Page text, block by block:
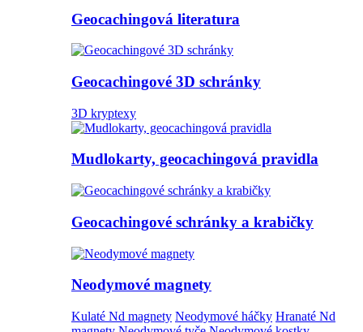
Geocachingová literatura
Geocachingové 3D schránky
3D kryptexy
Mudlokarty, geocachingová pravidla
Geocachingové schránky a krabičky
Neodymové magnety
Kulaté Nd magnety Neodymové háčky Hranaté Nd